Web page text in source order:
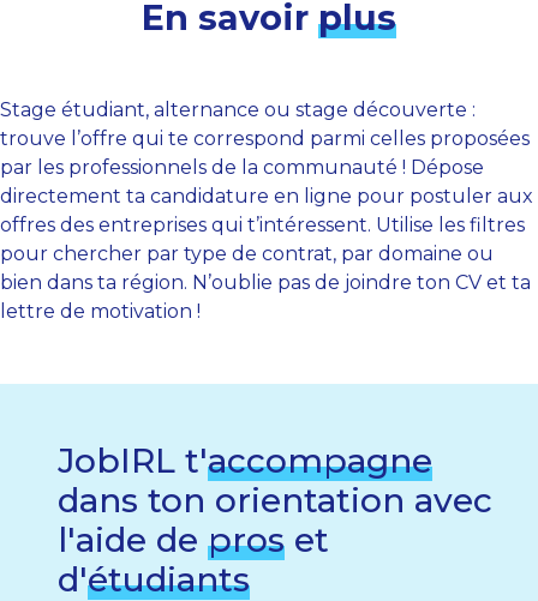
En savoir plus
Stage étudiant, alternance ou stage découverte :
trouve l’offre qui te correspond parmi celles proposées
par les professionnels de la communauté ! Dépose
directement ta candidature en ligne pour postuler aux
offres des entreprises qui t’intéressent. Utilise les filtres
pour chercher par type de contrat, par domaine ou
bien dans ta région. N’oublie pas de joindre ton CV et ta
lettre de motivation !
JobIRL t'accompagne
dans ton orientation avec
l'aide de pros et
d'étudiants